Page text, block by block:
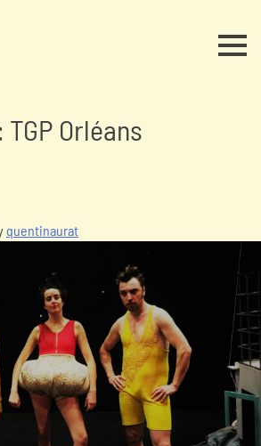
TGP Orléans
quentinaurat